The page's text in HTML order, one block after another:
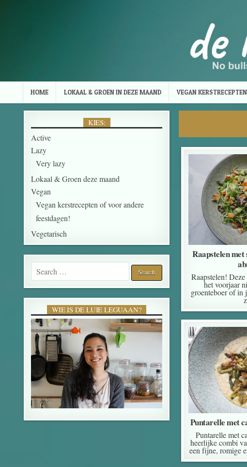
HOME LOKAAL & GROEN IN DEZE MAAND VEGAN
Raapstelen
Raapstelen!
het voorjaar
groenteboer of
Puntarelle met
Puntarelle met
heerlijke combi
een fijne, romige
KIES:
Active
Lazy
Very lazy
Lokaal & Groen deze maand
Vegan
Vegan kerstrecepten of voor andere
feestdagen!
Vegetarisch
Search for:
WIE IS DE LUIE LEGUAAN?